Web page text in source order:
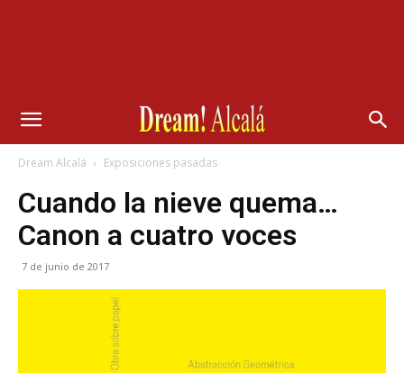
Dream Alcalá Exposiciones pasadas
Cuando la nieve quema…
Canon a cuatro voces
7 de junio de 2017